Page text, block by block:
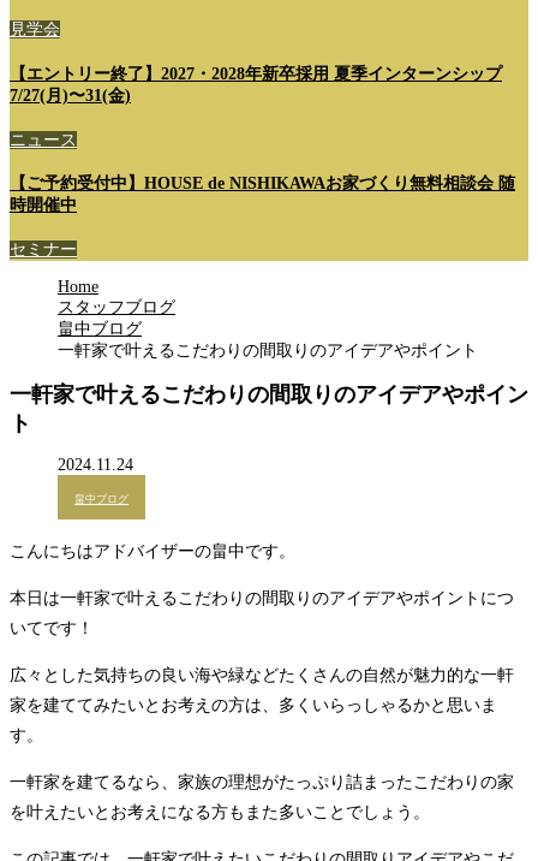
見学会
【エントリー終了】2027・2028年新卒採用 夏季インターンシップ
7/27(月)〜31(金)
ニュース
【ご予約受付中】HOUSE de NISHIKAWAお家づくり無料相談会 随
時開催中
セミナー
Home
スタッフブログ
畠中ブログ
一軒家で叶えるこだわりの間取りのアイデアやポイント
一軒家で叶えるこだわりの間取りのアイデアやポイン
ト
2024.11.24
畠中ブログ
こんにちはアドバイザーの畠中です。
本日は一軒家で叶えるこだわりの間取りのアイデアやポイントにつ
いてです！
広々とした気持ちの良い海や緑などたくさんの自然が魅力的な一軒
家を建ててみたいとお考えの方は、多くいらっしゃるかと思いま
す。
一軒家を建てるなら、家族の理想がたっぷり詰まったこだわりの家
を叶えたいとお考えになる方もまた多いことでしょう。